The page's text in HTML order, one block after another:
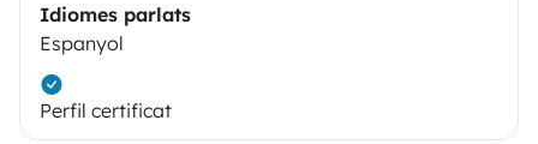
Idiomes parlats
Espanyol
Perfil certificat